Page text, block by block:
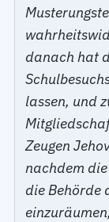
danach hat
lassen, und
Zeugen
nachdem
die Behörde